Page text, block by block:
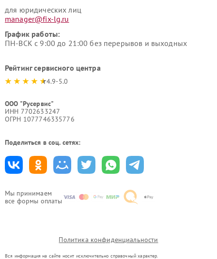
Мы принимаем
все формы оплаты
для юридических лиц
manager@fix-lg.ru
График работы:
ПН-ВСК с 9:00 до 21:00 без перерывов и выходных
Рейтинг сервисного центра
4.9-5.0
ООО "Русервис"
ИНН 7702633247
ОГРН 1077746335776
Поделиться в соц. сетях:
Политика конфиденциальности
Вся информация на сайте носит исключительно справочный характер.